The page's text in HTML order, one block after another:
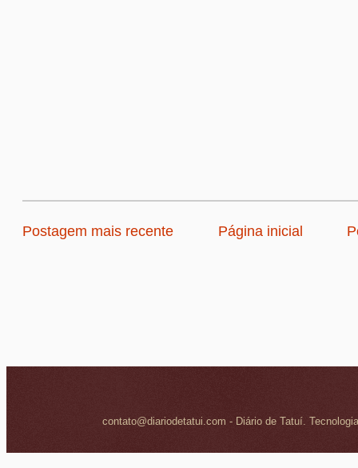
Postagem mais recente Página inicial
contato@diariodetatui.com - Diário de Tatuí.